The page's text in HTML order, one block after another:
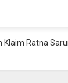
Klaim Ratna